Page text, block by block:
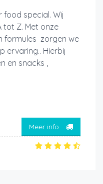
food special. Wij
tot Z. Met onze
formules zorgen we
ervaring.. Hierbij
en snacks ,
Meer info